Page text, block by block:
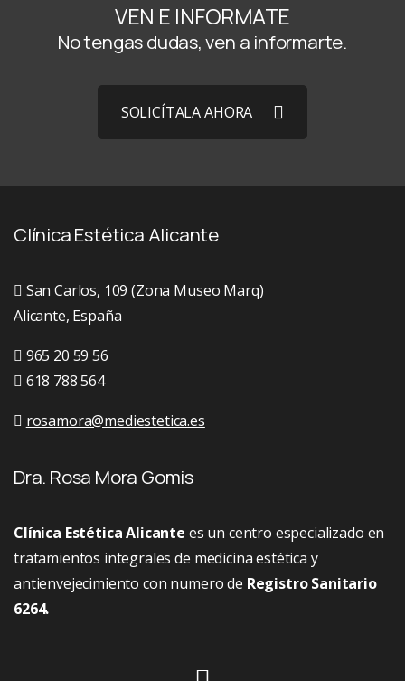
VEN E INFORMATE
No tengas dudas, ven a informarte.
SOLICÍTALA AHORA
Clínica Estética Alicante
San Carlos, 109 (Zona Museo Marq)
Alicante, España
965 20 59 56
618 788 564
rosamora@mediestetica.es
Dra. Rosa Mora Gomis
Clínica Estética Alicante es un centro especializado en
tratamientos integrales de medicina estética y
antienvejecimiento con numero de Registro Sanitario
6264.